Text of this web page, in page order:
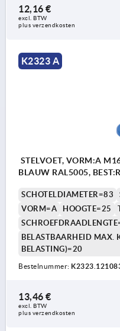
12,16 €
excl. BTW
plus verzendkosten
K2323 A
STELVOET, VORM:A
BLAUW RAL5005,
SCHOTELDIAMETER=83
VORM=A
HOOGTE=25
BELASTBAARHEID MAX.
BELASTING)=20
Bestelnummer:
13,46 €
excl. BTW
plus verzendkosten